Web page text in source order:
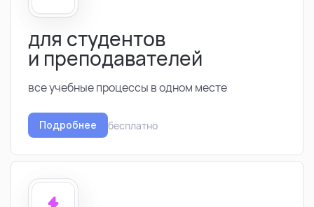
для студентов
и преподавателей
все учебные процессы в одном месте
Подробнее бесплатно